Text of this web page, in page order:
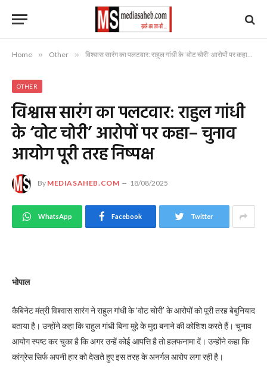
Home » Other » विश्वास सारंग का पलटवार: राहुल गांधी के ‘वोट चोरी’ आरोपों पर कहा– चुनाव आयोग पूरी तरह निष्पक्ष
OTHER
विश्वास सारंग का पलटवार: राहुल गांधी
के ‘वोट चोरी’ आरोपों पर कहा– चुनाव
आयोग पूरी तरह निष्पक्ष
By MEDIASAHEB.COM 18/08/2025
WhatsApp Facebook Twitter
भोपाल
कैबिनेट मंत्री विश्वास सारंग ने राहुल गांधी के ‘वोट चोरी’ के आरोपों को पूरी तरह बेबुनियाद
बताया है। उन्होंने कहा कि राहुल गांधी बिना मुद्दे के मुद्दा बनाने की कोशिश करते हैं। चुनाव
आयोग स्पष्ट कर चुका है कि अगर उन्हें कोई आपत्ति है तो हलफनामा दें। उन्होंने कहा कि
कांग्रेस सिर्फ अपनी हार को देखते हुए इस तरह के अनर्गल आरोप लगा रही है।